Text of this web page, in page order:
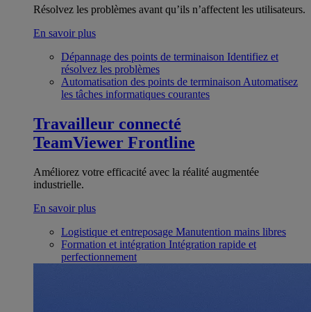
Résolvez les problèmes avant qu’ils n’affectent les utilisateurs.
En savoir plus
Dépannage des points de terminaison Identifiez et
résolvez les problèmes
Automatisation des points de terminaison Automatisez
les tâches informatiques courantes
Travailleur connecté
TeamViewer Frontline
Améliorez votre efficacité avec la réalité augmentée
industrielle.
En savoir plus
Logistique et entreposage Manutention mains libres
Formation et intégration Intégration rapide et
perfectionnement